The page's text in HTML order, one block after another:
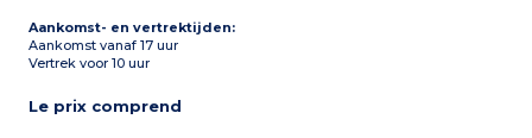
Aankomst- en vertrektijden:
Aankomst vanaf 17 uur
Vertrek voor 10 uur
Le prix comprend